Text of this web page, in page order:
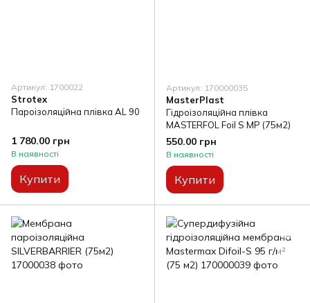
Артикул: 1700022
Strotex
Пароізоляційна плівка AL 90
1 780.00 грн
В наявності
Купити
Артикул: 170000035
MasterPlast
Гідроізоляційна плівка
MASTERFOL Foil S MP (75м2)
550.00 грн
В наявності
Купити